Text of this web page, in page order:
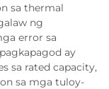
sa thermal
ng
error sa
ay
sa rated capacity,
sa mga tuloy-